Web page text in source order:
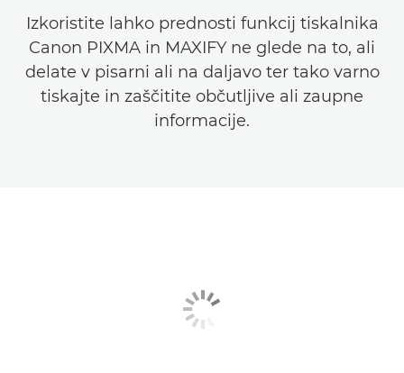
Izkoristite lahko prednosti funkcij tiskalnika
Canon PIXMA in MAXIFY ne glede na to, ali
delate v pisarni ali na daljavo ter tako varno
tiskajte in zaščitite občutljive ali zaupne
informacije.